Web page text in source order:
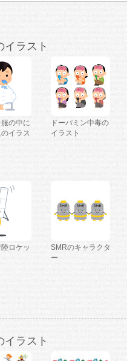
イラスト
の中に
イラス
ドーパミン中毒の
イラスト
ロケッ
SMRのキャラクタ
ー
イラスト